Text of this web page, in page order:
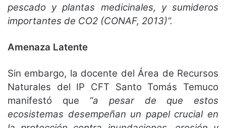
pescado y plantas medicinales, y sumideros
importantes de CO2 (CONAF, 2013)”.
Amenaza Latente
Sin embargo, la docente del Área de Recursos
Naturales del IP CFT Santo Tomás Temuco
manifestó que “a pesar de que estos
ecosistemas desempeñan un papel crucial en